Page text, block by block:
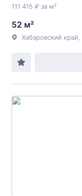
111 415 ₽ за м²
52 м²
Хабаровский край